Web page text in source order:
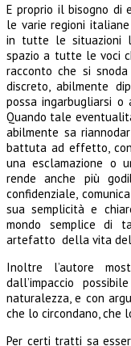
E proprio il bisogno di
le varie regioni
in tutte le situazioni
spazio a tutte le voci
racconto che si
discreto, abilmente
possa ingarbugliarsi o
Quando tale
abilmente sa
battuta ad effetto,
una esclamazione o
rende anche più
confidenziale,
sua semplicità e
mondo semplice di
artefatto della vita
Inoltre l’autore
dall’impaccio
naturalezza, e con
che lo circondano, che
Per certi tratti sa